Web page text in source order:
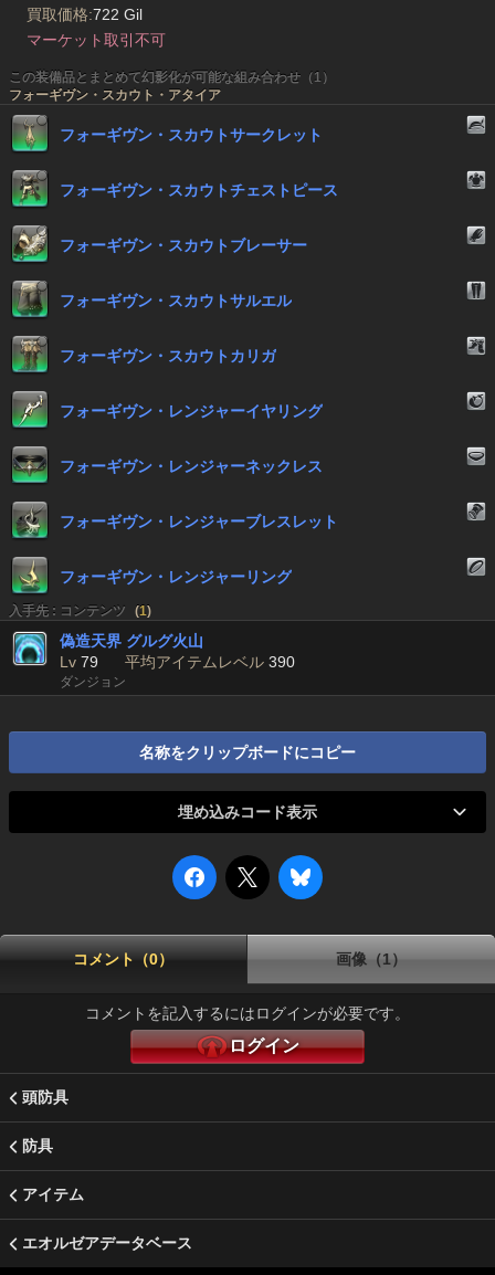
買取価格:722 Gil
マーケット取引不可
この装備品とまとめて幻影化が可能な組み合わせ（1）
フォーギヴン・スカウト・アタイア
フォーギヴン・スカウトサークレット
フォーギヴン・スカウトチェストピース
フォーギヴン・スカウトブレーサー
フォーギヴン・スカウトサルエル
フォーギヴン・スカウトカリガ
フォーギヴン・レンジャーイヤリング
フォーギヴン・レンジャーネックレス
フォーギヴン・レンジャーブレスレット
フォーギヴン・レンジャーリング
入手先 : コンテンツ (1)
偽造天界 グルグ火山
Lv 79 平均アイテムレベル 390
ダンジョン
名称をクリップボードにコピー
埋め込みコード表示
コメント（0） 画像（1）
コメントを記入するにはログインが必要です。
ログイン
頭防具
防具
アイテム
エオルゼアデータベース